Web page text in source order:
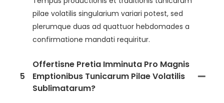
pilae volatilis singularium variari potest, sed
plerumque duas ad quattuor hebdomades a
confirmatione mandati requiritur.
5
Offertisne Pretia Imminuta Pro Magnis
Emptionibus Tunicarum Pilae Volatilis
Sublimatarum?